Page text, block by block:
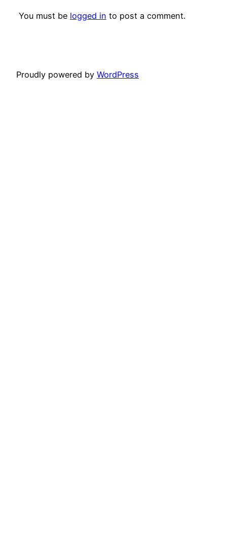
You must be logged in to post a comment.
Proudly powered by WordPress